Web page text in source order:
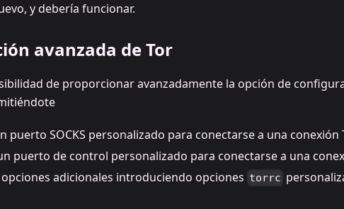
y debería funcionar.
avanzada de Tor
de proporcionar avanzadamente la opción de
puerto SOCKS personalizado para conectarse a una conexión
puerto de control personalizado para conectarse a una
adicionales introduciendo opciones torrc